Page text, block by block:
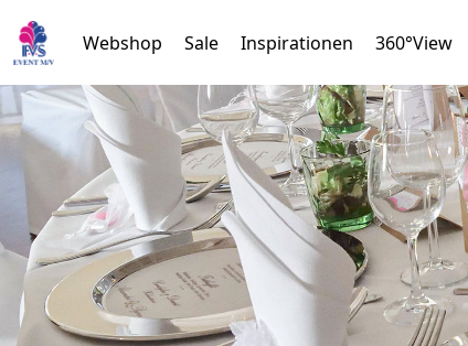
Webshop Sale Inspirationen 360°View